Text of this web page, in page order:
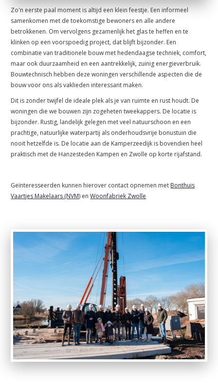
Zo'n eerste paal moment is altijd een klein feestje. Een informeel
samenkomen met de toekomstige bewoners en alle andere
betrokkenen. Om vervolgens gezamenlijk het glas te heffen en te
klinken op een voorspoedig project, dat blijft bijzonder. Een
combinatie van traditionele bouw met hedendaagse techniek, comfort,
maar ook duurzaamheid en een aantrekkelijk, zuinig energieverbruik.
Bouwtechnisch hebben deze woningen verschillende aspecten die de
bouw voor ons als vaklieden interessant maken.
Dit is zonder twijfel de ideale plek als je van ruimte en rust houdt. De
woningen die we bouwen zijn zogeheten tweekappers. De locatie is
bijzonder. Rustig, landelijk gelegen met veel natuurschoon en een
prachtige, natuurlijke waterpartij als onderhoudsvrije bonustuin die
nooit hetzelfde is. De locatie aan de Kamperzeedijk is bovendien heel
praktisch met de Hanzesteden Kampen en Zwolle op korte rijafstand.
Geïnteresseerden kunnen hierover contact opnemen met Bonthuis
Vaartjes Makelaars (NVM) enWoonfabriek Zwolle